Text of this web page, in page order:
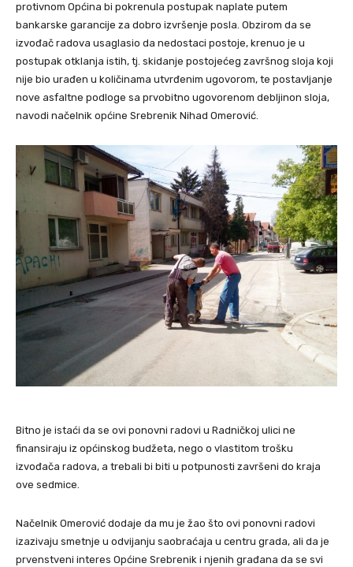
protivnom Općina bi pokrenula postupak naplate putem
bankarske garancije za dobro izvršenje posla. Obzirom da se
izvođač radova usaglasio da nedostaci postoje, krenuo je u
postupak otklanja istih, tj. skidanje postojećeg završnog sloja koji
nije bio urađen u količinama utvrđenim ugovorom, te postavljanje
nove asfaltne podloge sa prvobitno ugovorenom debljinon sloja,
navodi načelnik općine Srebrenik Nihad Omerović.
Bitno je istaći da se ovi ponovni radovi u Radničkoj ulici ne
finansiraju iz općinskog budžeta, nego o vlastitom trošku
izvođača radova, a trebali bi biti u potpunosti završeni do kraja
ove sedmice.
Načelnik Omerović dodaje da mu je žao što ovi ponovni radovi
izazivaju smetnje u odvijanju saobraćaja u centru grada, ali da je
prvenstveni interes Općine Srebrenik i njenih građana da se svi